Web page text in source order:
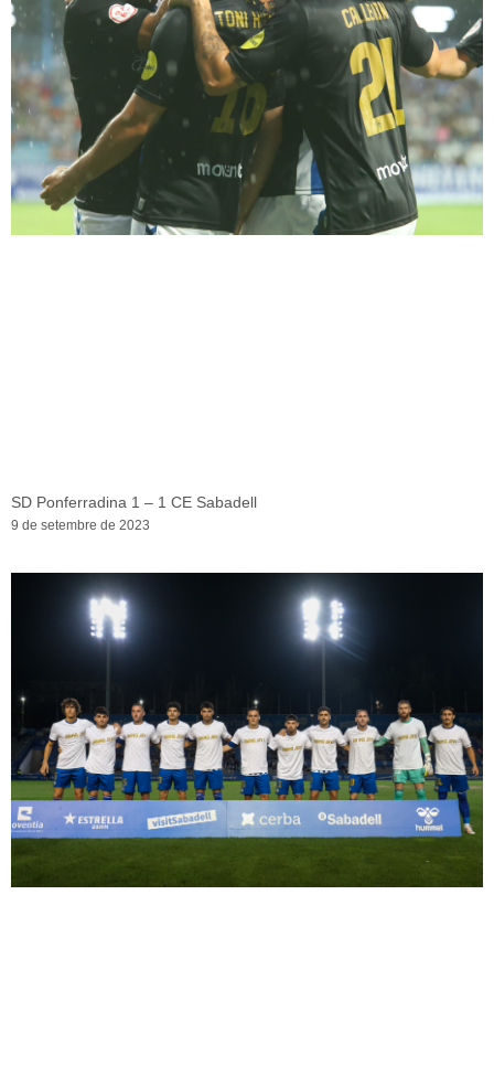
SD Ponferradina 1 – 1 CE Sabadell
9 de setembre de 2023